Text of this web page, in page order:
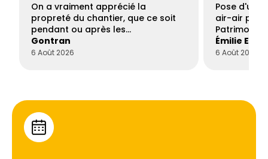
On a vraiment apprécié la
propreté du chantier, que ce soit
pendant ou après les…
Gontran
6 Août 2026
Pose d'une
air-air par
Patrimoine
Émilie
6 Août 2026